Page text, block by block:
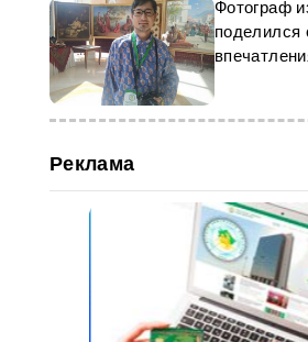
Фотограф
поделился
Реклама